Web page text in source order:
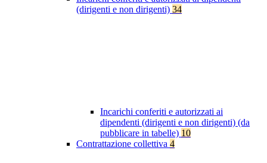
(dirigenti e non dirigenti) 34
Incarichi conferiti e autorizzati ai
dipendenti (dirigenti e non dirigenti) (da
pubblicare in tabelle) 10
Contrattazione collettiva 4